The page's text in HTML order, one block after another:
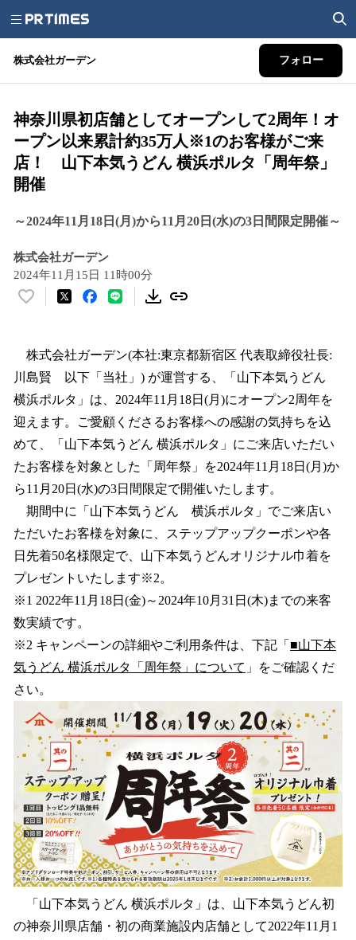
株式会社ガーデン フォロー
神奈川県初店舗としてオープンして2周年！オ
ープン以来累計約35万人※1のお客様がご来
店！ 山下本気うどん 横浜ポルタ「周年祭」
開催
～2024年11月18日(月)から11月20日(水)の3日間限定開催～
株式会社ガーデン
2024年11月15日 11時00分
い
！
数
を
読
み
込
み
中
で
す
株式会社ガーデン(本社:東京都新宿区 代表取締役社長:
川島賢 以下「当社」) が運営する、「山下本気うどん
横浜ポルタ」は、2024年11月18日(月)にオープン2周年を
迎えます。ご愛顧くださるお客様への感謝の気持ちを込
めて、「山下本気うどん 横浜ポルタ」にご来店いただい
たお客様を対象とした「周年祭」を2024年11月18日(月)か
ら11月20日(水)の3日間限定で開催いたします。
期間中に「山下本気うどん 横浜ポルタ」でご来店い
ただいたお客様を対象に、ステップアップクーポンや各
日先着50名様限定で、山下本気うどんオリジナル巾着を
プレゼントいたします※2。
※1 2022年11月18日(金)～2024年10月31日(木)までの来客
数実績です。
※2 キャンペーンの詳細やご利用条件は、下記「 ■山下本
気うどん 横浜ポルタ「周年祭」について 」をご確認くだ
さい。
「山下本気うどん 横浜ポルタ」は、山下本気うどん初
の神奈川県店舗・初の商業施設内店舗として2022年11月1